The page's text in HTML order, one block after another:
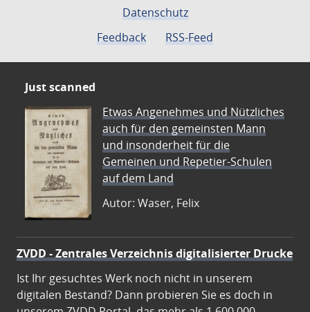
Datenschutz
Feedback
RSS-Feed
Just scanned
Etwas Angenehmes und Nützliches
auch für den gemeinsten Mann
und insonderheit für die
Gemeinen und Repetier-Schulen
auf dem Land
Autor: Waser, Felix
ZVDD - Zentrales Verzeichnis digitalisierter Drucke
Ist Ihr gesuchtes Werk noch nicht in unserem
digitalen Bestand? Dann probieren Sie es doch in